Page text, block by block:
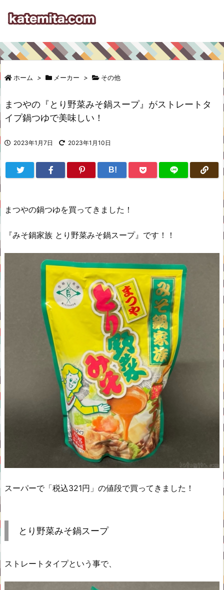
ホーム > メーカー > その他
まつやの『とり野菜みそ鍋スープ』がストレートタ
イプ鍋つゆで美味しい！
2023年1月7日 2023年1月10日
B!
まつやの鍋つゆを買ってきました！
『みそ鍋家族 とり野菜みそ鍋スープ』です！！
スーパーで「税込321円」の値段で買ってきました！
とり野菜みそ鍋スープ
ストレートタイプという事で、